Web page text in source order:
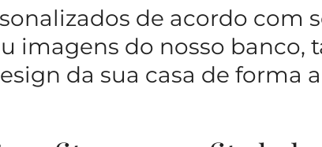
de acordo com
imagens do nosso
da sua casa de forma